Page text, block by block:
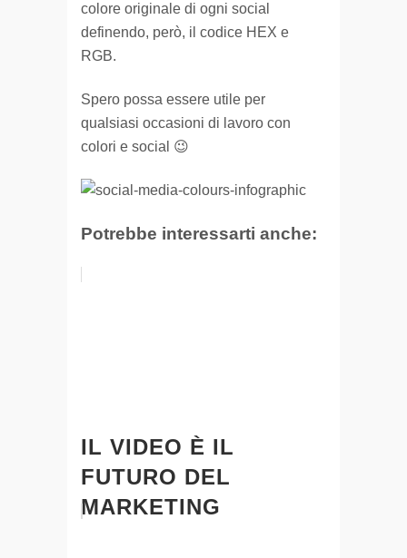
colore originale di ogni social
definendo, però, il codice HEX e
RGB.
Spero possa essere utile per
qualsiasi occasioni di lavoro con
colori e social 😉
Potrebbe interessarti anche:
IL VIDEO È IL
FUTURO DEL
MARKETING